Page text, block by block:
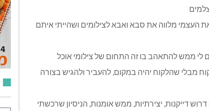
העצמי מלווה את סבא ואבא לצילומים ושהייתי איתם
לי ממש להתאהב בו זה התחום של צילומי אוכל
מבלי שהלקוח יהיה במקום, להעביר ולהגיש בצורה
דייקנות, יצירתיות, ממש אומנות, הניסיון שרכשתי